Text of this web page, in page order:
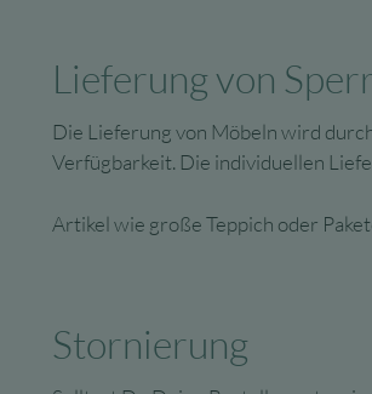
Lieferung von
Die Lieferung von Möbeln wird
Verfügbarkeit. Die individuellen
Artikel wie große Teppich oder
Stornierung